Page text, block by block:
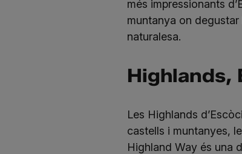
més impressionants
muntanya on
naturalesa.
Highlands,
Les Highlands
castells i muntanyes,
Highland Way és una